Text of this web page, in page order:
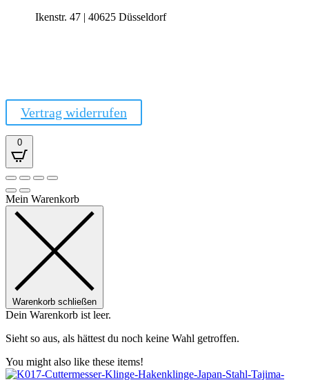
Ikenstr. 47 | 40625 Düsseldorf
Vertrag widerrufen
0
Mein Warenkorb
Warenkorb schließen
Dein Warenkorb ist leer.
Sieht so aus, als hättest du noch keine Wahl getroffen.
You might also like these items!